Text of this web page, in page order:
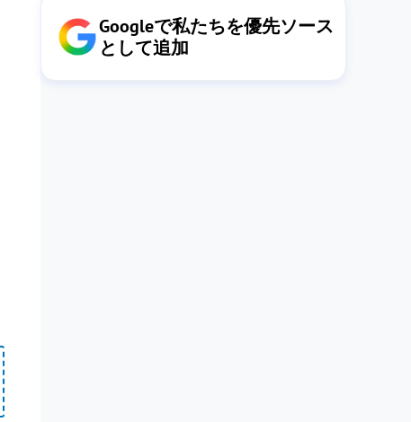
Googleで私たちを優先ソース
として追加